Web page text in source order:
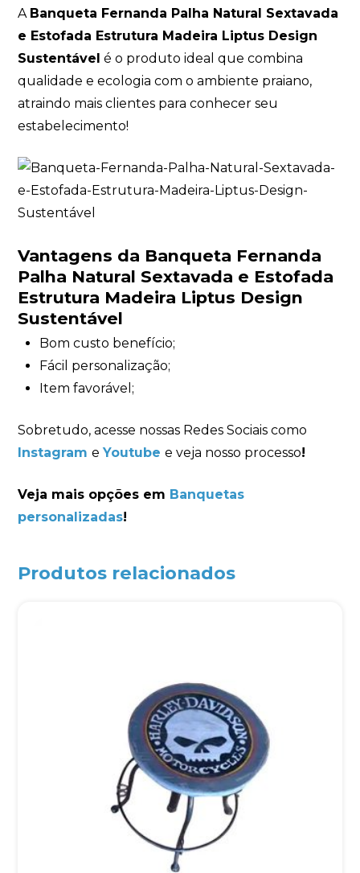
A Banqueta Fernanda Palha Natural Sextavada
e Estofada Estrutura Madeira Liptus Design
Sustentável é o produto ideal que combina
qualidade e ecologia com o ambiente praiano,
atraindo mais clientes para conhecer seu
estabelecimento!
Vantagens da Banqueta Fernanda
Palha Natural Sextavada e Estofada
Estrutura Madeira Liptus Design
Sustentável
Bom custo benefício;
Fácil personalização;
Item favorável;
Sobretudo, acesse nossas Redes Sociais como
Instagram eYoutube e veja nosso processo!
Veja mais opções em Banquetas
personalizadas!
Produtos relacionados
+55
de marketing. Você pode alterar suas
qualquer momento.